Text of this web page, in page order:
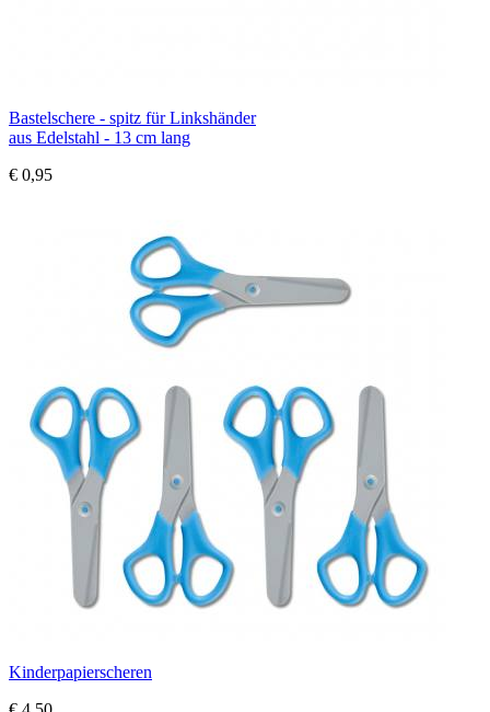
Bastelschere - spitz für Linkshänder
aus Edelstahl - 13 cm lang
€ 0,95
Kinderpapierscheren